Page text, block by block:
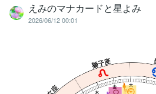
えみのマナカードと星よみ
2026/06/12 00:01